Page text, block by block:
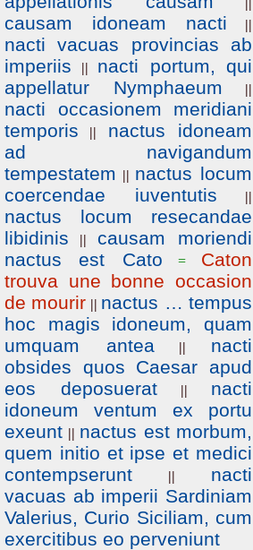
||
causam idoneam nacti ||
nacti vacuas provincias ab
imperiis
||
nacti portum, qui
appellatur Nymphaeum
||
nacti occasionem meridiani
temporis
||
nactus idoneam
ad navigandum
tempestatem || nactus locum
coercendae iuventutis
||
nactus locum resecandae
libidinis
||
causam moriendi
nactus est Cato = Caton
trouva une bonne occasion
de mourir || nactus … tempus
hoc magis idoneum, quam
umquam antea
||
nacti
obsides quos Caesar apud
eos deposuerat
||
nacti
idoneum ventum ex portu
exeunt || nactus est morbum,
quem initio et ipse et medici
contempserunt
||
nacti
vacuas ab imperii Sardiniam
Valerius, Curio Siciliam, cum
exercitibus eo perveniunt